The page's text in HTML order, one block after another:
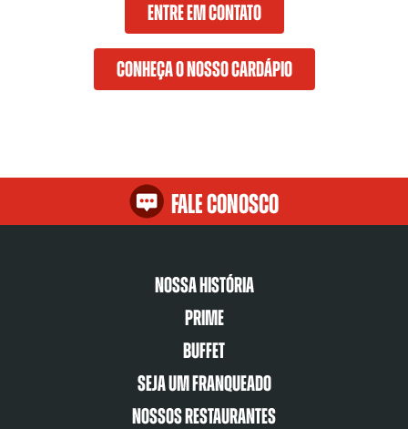
ENTRE EM CONTATO
CONHEÇA O NOSSO CARDÁPIO
Fale Conosco
Nossa História
Prime
Buffet
Seja um franqueado
Nossos restaurantes